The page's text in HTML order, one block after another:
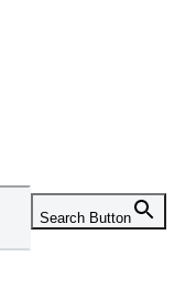
Search Button